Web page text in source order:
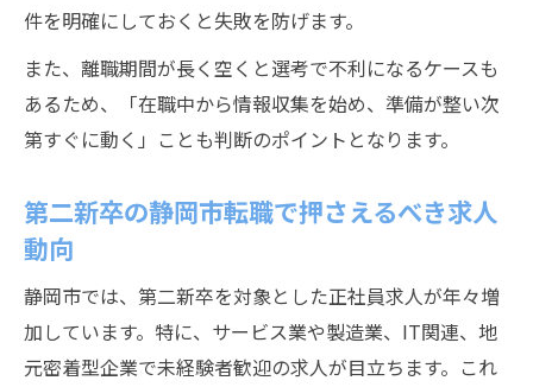
件を明確にしておくと失敗を防げます。
また、離職期間が長く空くと選考で不利になるケースも
あるため、「在職中から情報収集を始め、準備が整い次
第すぐに動く」ことも判断のポイントとなります。
第二新卒の静岡市転職で押さえるべき求人
動向
静岡市では、第二新卒を対象とした正社員求人が年々増
加しています。特に、サービス業や製造業、IT関連、地
元密着型企業で未経験者歓迎の求人が目立ちます。これ